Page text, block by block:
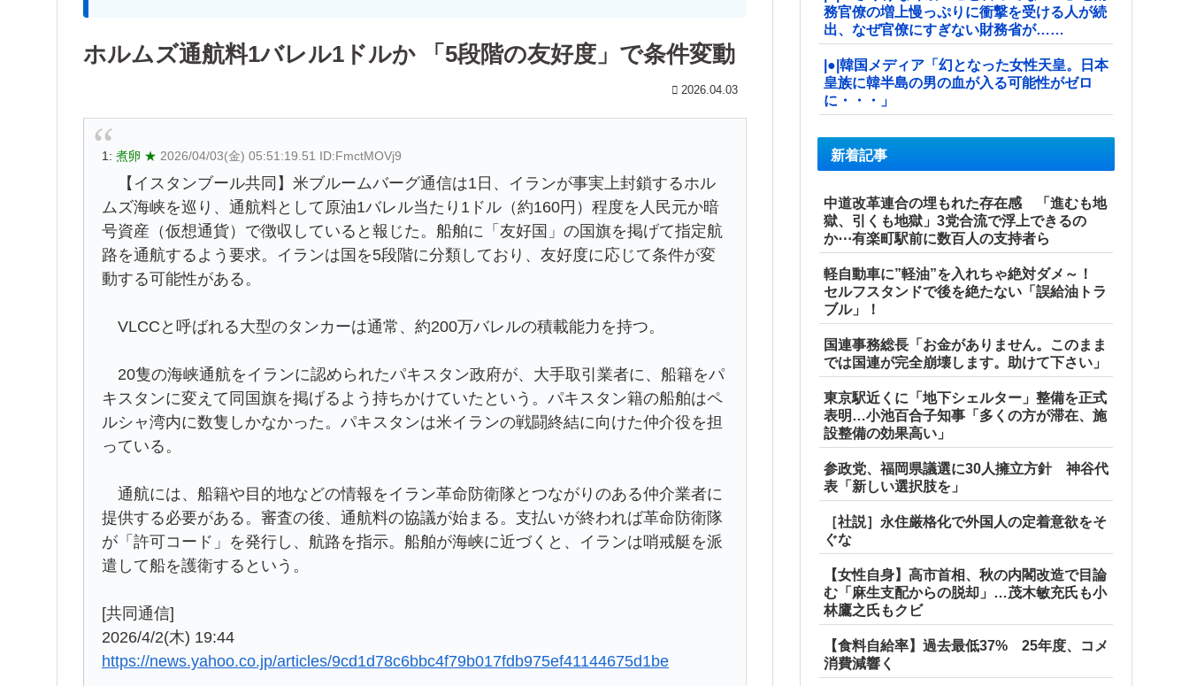
ホルムズ通航料1バレル1ドルか 「5段階の友好度」で条件変動
2026.04.03
1: 煮卵 ★ 2026/04/03(金) 05:51:19.51 ID:FmctMOVj9
【イスタンブール共同】米ブルームバーグ通信は1日、イランが事実上封鎖するホル
ムズ海峡を巡り、通航料として原油1バレル当たり1ドル（約160円）程度を人民元か暗
号資産（仮想通貨）で徴収していると報じた。船舶に「友好国」の国旗を掲げて指定航
路を通航するよう要求。イランは国を5段階に分類しており、友好度に応じて条件が変
動する可能性がある。
VLCCと呼ばれる大型のタンカーは通常、約200万バレルの積載能力を持つ。
20隻の海峡通航をイランに認められたパキスタン政府が、大手取引業者に、船籍をパ
キスタンに変えて同国旗を掲げるよう持ちかけていたという。パキスタン籍の船舶はペ
ルシャ湾内に数隻しかなかった。パキスタンは米イランの戦闘終結に向けた仲介役を担
っている。
通航には、船籍や目的地などの情報をイラン革命防衛隊とつながりのある仲介業者に
提供する必要がある。審査の後、通航料の協議が始まる。支払いが終われば革命防衛隊
が「許可コード」を発行し、航路を指示。船舶が海峡に近づくと、イランは哨戒艇を派
遣して船を護衛するという。
[共同通信]
2026/4/2(木) 19:44
https://news.yahoo.co.jp/articles/9cd1d78c6bbc4f79b017fdb975ef41144675d1be
務官僚の増上慢っぷりに衝撃を受ける人が続
出、なぜ官僚にすぎない財務省が……
|●|韓国メディア「幻となった女性天皇。日本
皇族に韓半島の男の血が入る可能性がゼロ
に・・・」
新着記事
中道改革連合の埋もれた存在感 「進むも地
獄、引くも地獄」3党合流で浮上できるの
か⋯有楽町駅前に数百人の支持者ら
軽自動車に”軽油”を入れちゃ絶対ダメ～！
セルフスタンドで後を絶たない「誤給油トラ
ブル」！
国連事務総長「お金がありません。このまま
では国連が完全崩壊します。助けて下さい」
東京駅近くに「地下シェルター」整備を正式
表明…小池百合子知事「多くの方が滞在、施
設整備の効果高い」
参政党、福岡県議選に30人擁立方針 神谷代
表「新しい選択肢を」
［社説］永住厳格化で外国人の定着意欲をそ
ぐな
【女性自身】高市首相、秋の内閣改造で目論
む「麻生支配からの脱却」…茂木敏充氏も小
林鷹之氏もクビ
【食料自給率】過去最低37% 25年度、コメ
消費減響く